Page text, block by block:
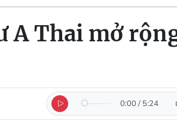
A Thai mở
0:00 / 5:24